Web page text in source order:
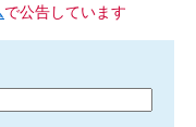
で公告しています